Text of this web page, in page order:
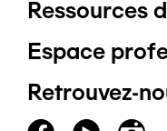
Pied
de
page
Ressources
Espace
Retrouvez-